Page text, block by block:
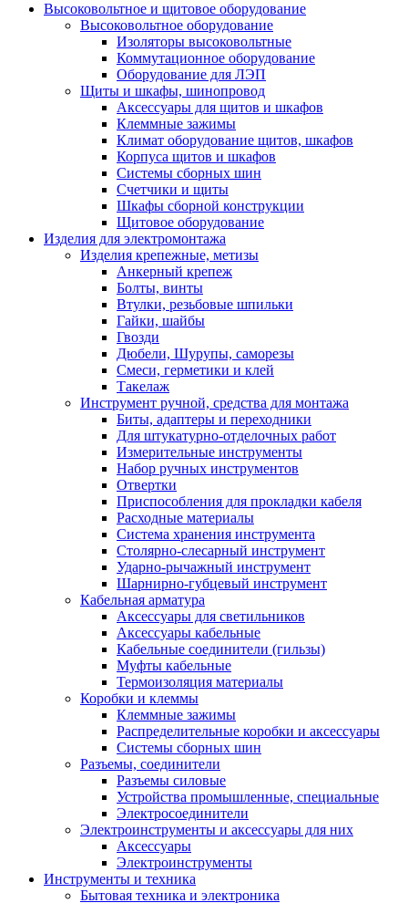
Высоковольтное и щитовое оборудование
Высоковольтное оборудование
Изоляторы высоковольтные
Коммутационное оборудование
Оборудование для ЛЭП
Щиты и шкафы, шинопровод
Аксессуары для щитов и шкафов
Клеммные зажимы
Климат оборудование щитов, шкафов
Корпуса щитов и шкафов
Системы сборных шин
Счетчики и щиты
Шкафы сборной конструкции
Щитовое оборудование
Изделия для электромонтажа
Изделия крепежные, метизы
Анкерный крепеж
Болты, винты
Втулки, резьбовые шпильки
Гайки, шайбы
Гвозди
Дюбели, Шурупы, саморезы
Смеси, герметики и клей
Такелаж
Инструмент ручной, средства для монтажа
Биты, адаптеры и переходники
Для штукатурно-отделочных работ
Измерительные инструменты
Набор ручных инструментов
Отвертки
Приспособления для прокладки кабеля
Расходные материалы
Система хранения инструмента
Столярно-слесарный инструмент
Ударно-рычажный инструмент
Шарнирно-губцевый инструмент
Кабельная арматура
Аксессуары для светильников
Аксессуары кабельные
Кабельные соединители (гильзы)
Муфты кабельные
Термоизоляция материалы
Коробки и клеммы
Клеммные зажимы
Распределительные коробки и аксессуары
Системы сборных шин
Разъемы, соединители
Разъемы силовые
Устройства промышленные, специальные
Электросоединители
Электроинструменты и аксессуары для них
Аксессуары
Электроинструменты
Инструменты и техника
Бытовая техника и электроника